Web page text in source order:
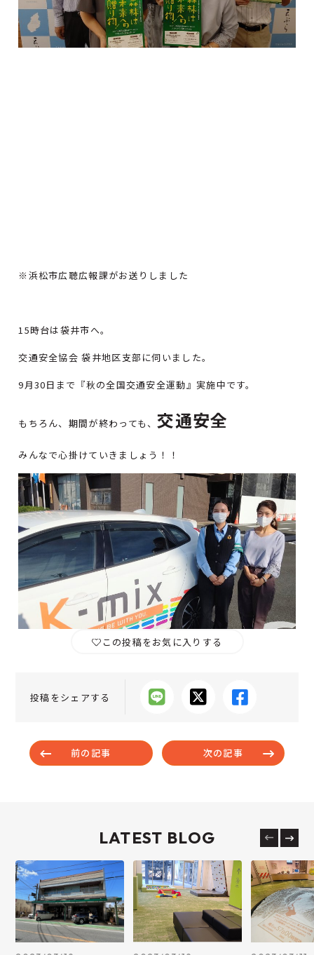
※浜松市広聴広報課がお送りしました
15時台は袋井市へ。
交通安全協会 袋井地区支部に伺いました。
9月30日まで『秋の全国交通安全運動』実施中です。
もちろん、期間が終わっても、 交通安全
みんなで心掛けていきましょう！！
この投稿をお気に入りする
投稿をシェアする
前の記事 次の記事
LATEST BLOG